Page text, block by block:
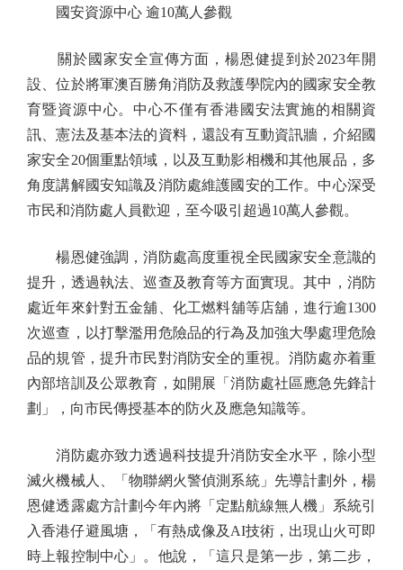
國安資源中心 逾10萬人參觀
關於國家安全宣傳方面，楊恩健提到於2023年開
設、位於將軍澳百勝角消防及救護學院內的國家安全教
育暨資源中心。中心不僅有香港國安法實施的相關資
訊、憲法及基本法的資料，還設有互動資訊牆，介紹國
家安全20個重點領域，以及互動影相機和其他展品，多
角度講解國安知識及消防處維護國安的工作。中心深受
市民和消防處人員歡迎，至今吸引超過10萬人參觀。
楊恩健強調，消防處高度重視全民國家安全意識的
提升，透過執法、巡查及教育等方面實現。其中，消防
處近年來針對五金舖、化工燃料舖等店舖，進行逾1300
次巡查，以打擊濫用危險品的行為及加強大學處理危險
品的規管，提升市民對消防安全的重視。消防處亦着重
內部培訓及公眾教育，如開展「消防處社區應急先鋒計
劃」，向市民傳授基本的防火及應急知識等。
消防處亦致力透過科技提升消防安全水平，除小型
滅火機械人、「物聯網火警偵測系統」先導計劃外，楊
恩健透露處方計劃今年內將「定點航線無人機」系統引
入香港仔避風塘，「有熱成像及AI技術，出現山火可即
時上報控制中心」。他說，「這只是第一步，第二步，